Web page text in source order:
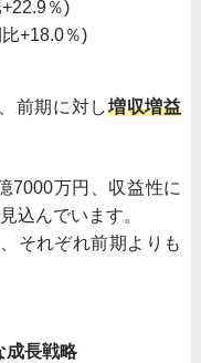
％)
+18.0％)
前期に対し増収増益
7000万円、収益性に
込んでいます。
それぞれ前期よりも
成長戦略